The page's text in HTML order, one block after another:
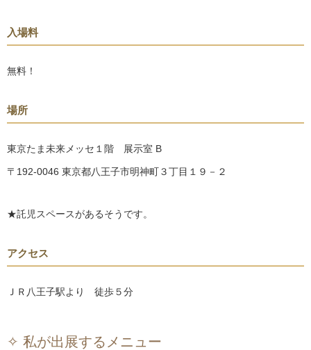
入場料
無料！
場所
東京たま未来メッセ１階 展示室 B
〒192-0046 東京都八王子市明神町３丁目１９－２
★託児スペースがあるそうです。
アクセス
ＪＲ八王子駅より 徒歩５分
✧ 私が出展するメニュー